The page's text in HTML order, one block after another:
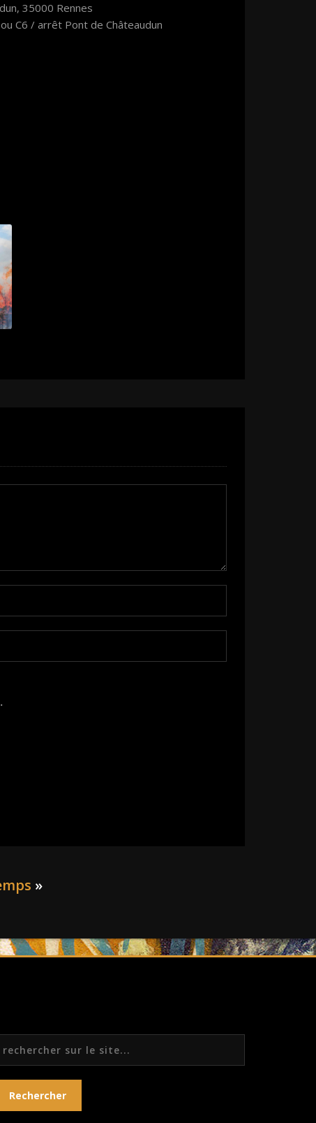
35000 Rennes
C6 / arrêt Pont de Châteaudun
»
Rechercher